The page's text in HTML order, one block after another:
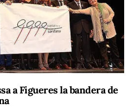
a Figueres la bandera de